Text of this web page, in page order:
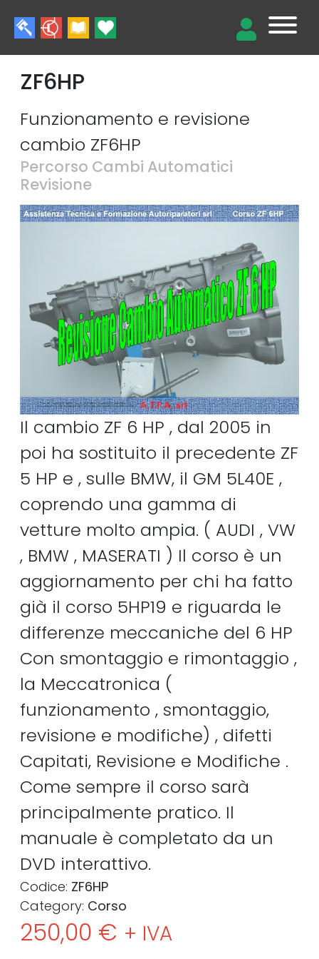
ZF6HP
Funzionamento e revisione
cambio ZF6HP
Percorso Cambi Automatici
Revisione
Il cambio ZF 6 HP , dal 2005 in
poi ha sostituito il precedente ZF
5 HP e , sulle BMW, il GM 5L40E ,
coprendo una gamma di
vetture molto ampia. ( AUDI , VW
, BMW , MASERATI ) Il corso è un
aggiornamento per chi ha fatto
già il corso 5HP19 e riguarda le
differenze meccaniche del 6 HP
Con smontaggio e rimontaggio ,
la Meccatronica (
funzionamento , smontaggio,
revisione e modifiche) , difetti
Capitati, Revisione e Modifiche .
Come sempre il corso sarà
principalmente pratico. Il
manuale è completato da un
DVD interattivo.
Codice: ZF6HP
Category: Corso
250,00 € + IVA